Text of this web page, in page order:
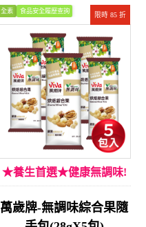
限時 85 折
全素 食品安全履歷查詢
★養生首選★健康無調味!
萬歲牌-無調味綜合果隨